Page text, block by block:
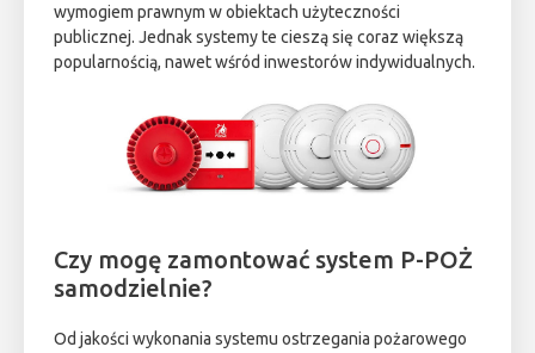
wymogiem prawnym w obiektach użyteczności
publicznej. Jednak systemy te cieszą się coraz większą
popularnością, nawet wśród inwestorów indywidualnych.
Czy mogę zamontować system P-POŻ
samodzielnie?
Od jakości wykonania systemu ostrzegania pożarowego